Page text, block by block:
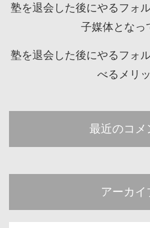
塾を退会した後にやるフォ
子媒体となっ
塾を退会した後にやるフォ
べるメリ
最近のコメ
アーカイ